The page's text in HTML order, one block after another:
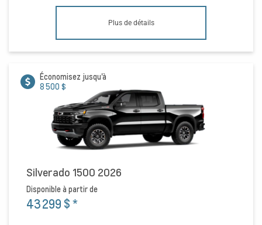
Plus de détails
Économisez jusqu'à
8 500 $
Silverado 1500 2026
Disponible à partir de
43 299 $*